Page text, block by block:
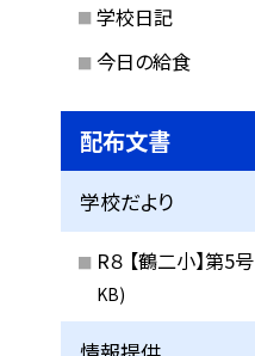
学校日記
今日の給食
配布文書
学校だより
R８ 【鶴二小】第5号
KB)